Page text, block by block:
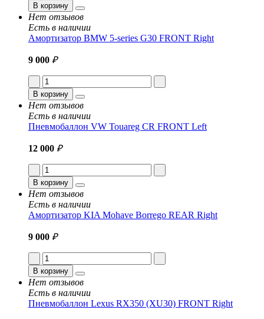
В корзину
Нет отзывов
Есть в наличии
Амортизатор BMW 5-series G30 FRONT Right
9 000 ₽
В корзину
Нет отзывов
Есть в наличии
Пневмобаллон VW Touareg CR FRONT Left
12 000 ₽
В корзину
Нет отзывов
Есть в наличии
Амортизатор KIA Mohave Borrego REAR Right
9 000 ₽
В корзину
Нет отзывов
Есть в наличии
Пневмобаллон Lexus RX350 (XU30) FRONT Right